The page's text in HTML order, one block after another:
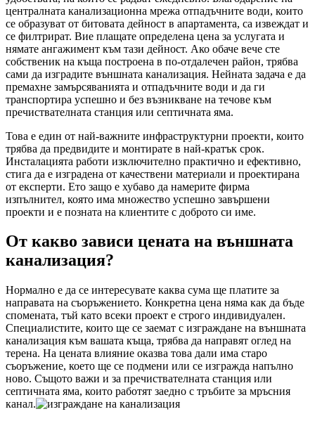
централната канализационна мрежа отпадъчните води, които
се образуват от битовата дейност в апартамента, са извеждат и
се филтрират. Вие плащате определена цена за услугата и
нямате ангажимент към тази дейност. Ако обаче вече сте
собственик на къща построена в по-отдалечен район, трябва
сами да изградите външната канализация. Нейната задача е да
премахне замърсяванията и отпадъчните води и да ги
транспортира успешно и без възникване на течове към
пречиствателната станция или септичната яма.
Това е един от най-важните инфраструктурни проекти, които
трябва да предвидите и монтирате в най-кратък срок.
Инсталацията работи изключително практично и ефективно,
стига да е изградена от качествени материали и проектирана
от експерти. Ето защо е хубаво да намерите фирма
изпълнител, която има множество успешно завършени
проекти и е позната на клиентите с доброто си име.
От какво зависи цената на външната
канализация?
Нормално е да се интересувате каква сума ще платите за
направата на съоръжението. Конкретна цена няма как да бъде
спомената, тъй като всеки проект е строго индивидуален.
Специалистите, които ще се заемат с изграждане на външната
канализация към вашата къща, трябва да направят оглед на
терена. На цената влияние оказва това дали има старо
съоръжение, което ще се подмени или се изгражда напълно
ново. Същото важи и за пречиствателната станция или
септичната яма, които работят заедно с тръбите за мръсния
канал.